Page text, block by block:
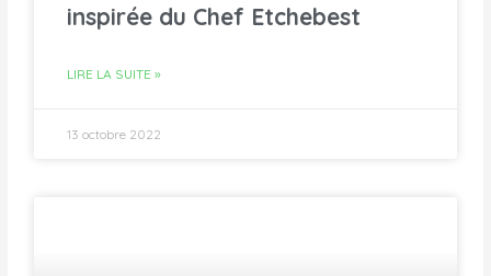
inspirée du Chef Etchebest
LIRE LA SUITE »
13 octobre 2022